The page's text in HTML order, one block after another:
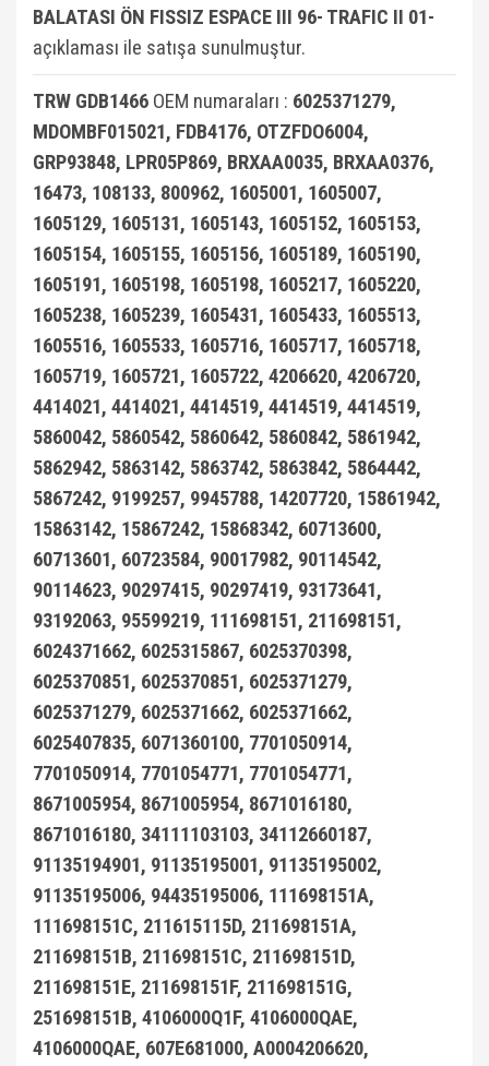
BALATASI ÖN FISSIZ ESPACE III 96- TRAFIC II 01-
açıklaması ile satışa sunulmuştur.
TRW GDB1466 OEM numaraları : 6025371279,
MDOMBF015021, FDB4176, OTZFDO6004,
GRP93848, LPR05P869, BRXAA0035, BRXAA0376,
16473, 108133, 800962, 1605001, 1605007,
1605129, 1605131, 1605143, 1605152, 1605153,
1605154, 1605155, 1605156, 1605189, 1605190,
1605191, 1605198, 1605198, 1605217, 1605220,
1605238, 1605239, 1605431, 1605433, 1605513,
1605516, 1605533, 1605716, 1605717, 1605718,
1605719, 1605721, 1605722, 4206620, 4206720,
4414021, 4414021, 4414519, 4414519, 4414519,
5860042, 5860542, 5860642, 5860842, 5861942,
5862942, 5863142, 5863742, 5863842, 5864442,
5867242, 9199257, 9945788, 14207720, 15861942,
15863142, 15867242, 15868342, 60713600,
60713601, 60723584, 90017982, 90114542,
90114623, 90297415, 90297419, 93173641,
93192063, 95599219, 111698151, 211698151,
6024371662, 6025315867, 6025370398,
6025370851, 6025370851, 6025371279,
6025371279, 6025371662, 6025371662,
6025407835, 6071360100, 7701050914,
7701050914, 7701054771, 7701054771,
8671005954, 8671005954, 8671016180,
8671016180, 34111103103, 34112660187,
91135194901, 91135195001, 91135195002,
91135195006, 94435195006, 111698151A,
111698151C, 211615115D, 211698151A,
211698151B, 211698151C, 211698151D,
211698151E, 211698151F, 211698151G,
251698151B, 4106000Q1F, 4106000QAE,
4106000QAE, 607E681000, A0004206620,